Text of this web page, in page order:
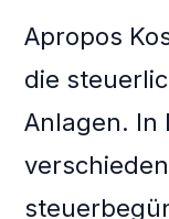
Apropos
die
Anlagen. In